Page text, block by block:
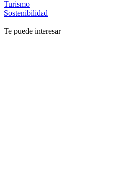
Turismo
Sostenibilidad
Te puede interesar